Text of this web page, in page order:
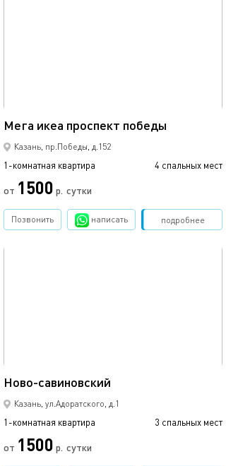
Мега икеа проспект победы
Казань, пр.Победы, д.152
1-комнатная квартира 4 спальных мест
от 1500 р. сутки
подробнее
Позвонить написать Забронировать
Ново-савиновский
Казань, ул.Адоратского, д.1
1-комнатная квартира 3 спальных мест
от 1500 р. сутки